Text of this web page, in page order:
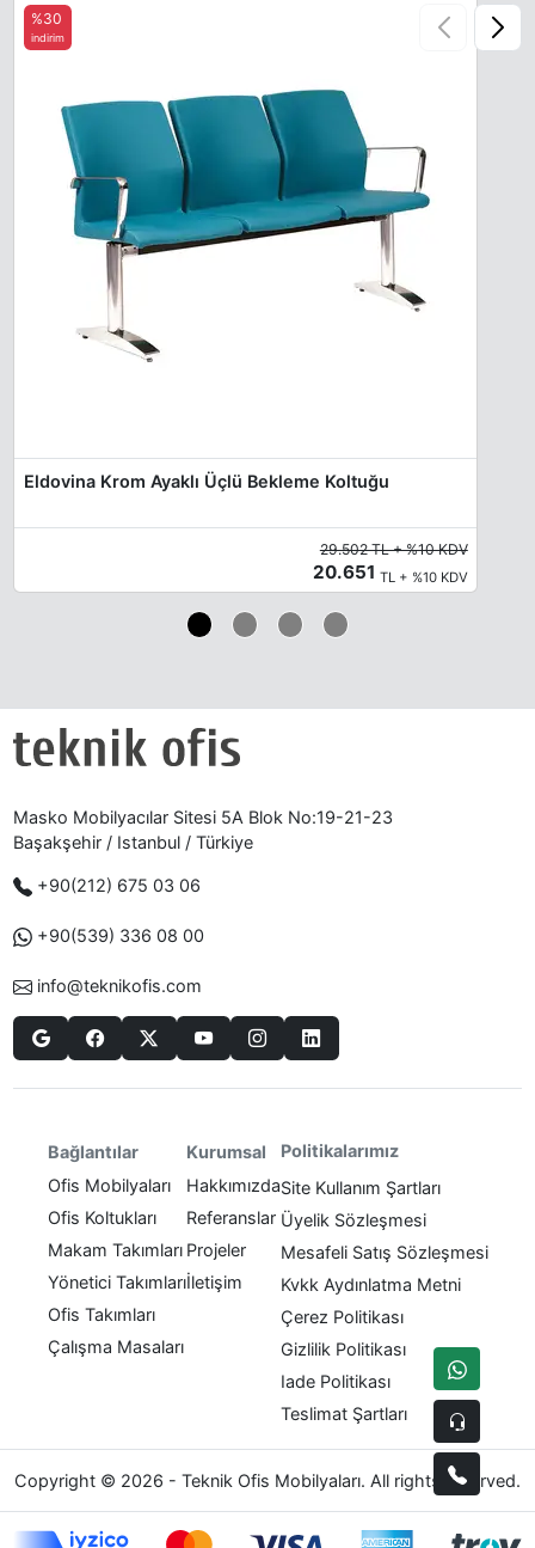
Eldovina Krom Ayaklı Üçlü Bekleme Koltuğu
%30
indirim
29.502 TL + %10 KDV
20.651 TL + %10 KDV
Masko Mobilyacılar Sitesi 5A Blok No:19-21-23
Başakşehir / Istanbul / Türkiye
+90(212) 675 03 06
+90(539) 336 08 00
info@teknikofis.com
Bağlantılar
Ofis Mobilyaları
Ofis Koltukları
Makam Takımları
Yönetici Takımları
Ofis Takımları
Çalışma Masaları
Kurumsal
Hakkımızda
Referanslar
Projeler
İletişim
Politikalarımız
Site Kullanım Şartları
Üyelik Sözleşmesi
Mesafeli Satış Sözleşmesi
Kvkk Aydınlatma Metni
Çerez Politikası
Gizlilik Politikası
Iade Politikası
Teslimat Şartları
Copyright © 2026 - Teknik Ofis Mobilyaları. All rights reserved.